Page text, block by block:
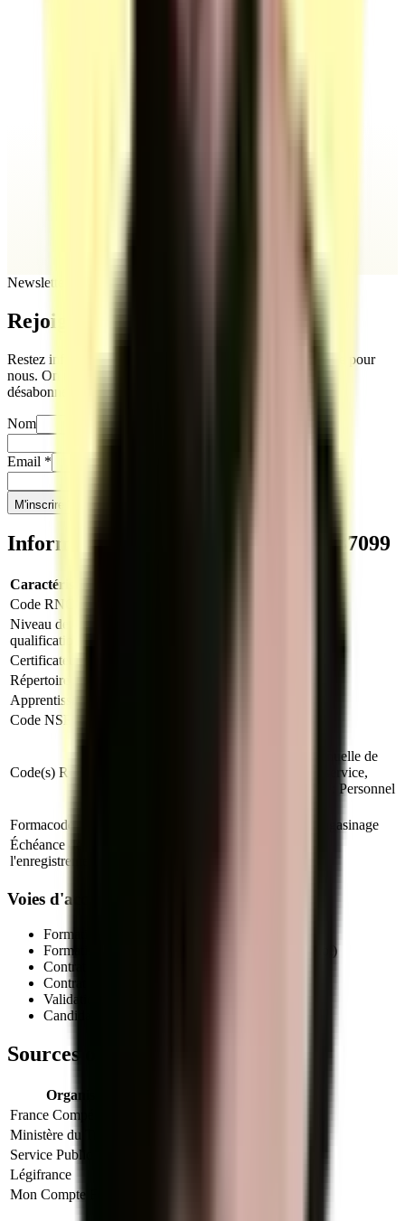
Newsletter
Rejoignez notre newsletter
Restez informés sur notre actualité. Votre vie privée compte pour
nous. On ne partage jamais vos infos, et vous pouvez vous
désabonner quand vous le souhaitez.
Nom
Email *
M'inscrire
Informations clés sur le titre RNCP37099
Caractéristique
Code RNCP
Niveau de
qualification
Certificateur
Répertoire
Apprentissage
Code NSF
Code(s) ROME
commandes, N1105 : Manutention manuelle de
charges, D1507 : Mise en rayon libre-service,
D1106 : Vente en alimentation, D1505 : Personnel
Formacode
34566 : Vente distribution, 31734 : Magasinage
Échéance de
l'enregistrement
Voies d'accès au titre professionnel
Formation initiale (en centre de formation agréé)
Formation continue (salariés, demandeurs d'emploi)
Contrat d'apprentissage
Contrat de professionnalisation
Validation des Acquis de l'Expérience (VAE)
Candidature libre auprès d'un centre habilité
Sources officielles et références
Organisme
France Compétences
Ministère du Travail
Service Public
Légifrance
Mon Compte Formation